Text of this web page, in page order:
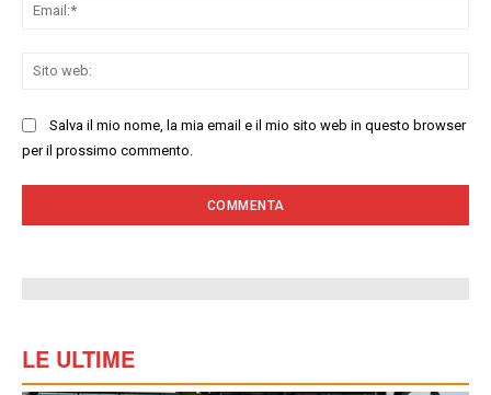
Salva il mio nome, la mia email e il mio sito web in questo browser
per il prossimo commento.
LE ULTIME